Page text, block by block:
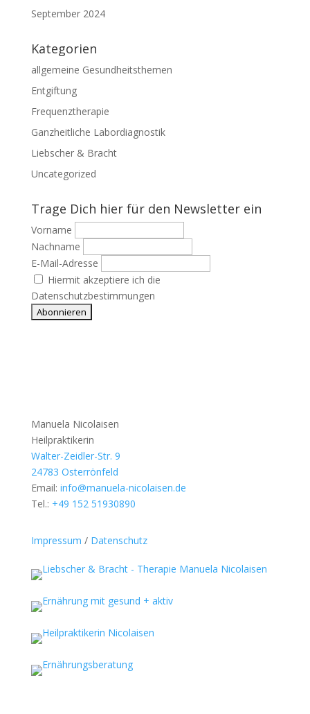
September 2024
Kategorien
allgemeine Gesundheitsthemen
Entgiftung
Frequenztherapie
Ganzheitliche Labordiagnostik
Liebscher & Bracht
Uncategorized
Trage Dich hier für den Newsletter ein
Vorname
Nachname
E-Mail-Adresse
Hiermit akzeptiere ich die
Datenschutzbestimmungen
Manuela Nicolaisen
Heilpraktikerin
Walter-Zeidler-Str. 9
24783 Osterrönfeld
Email: info@manuela-nicolaisen.de
Tel.: +49 152 51930890
Impressum / Datenschutz